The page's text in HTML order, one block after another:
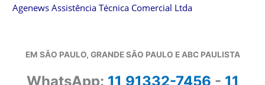
Agenews Assistência Técnica Comercial Ltda
EM SÃO PAULO, GRANDE SÃO PAULO E ABC PAULISTA
WhatsApp: 11 91332-7456 - 11